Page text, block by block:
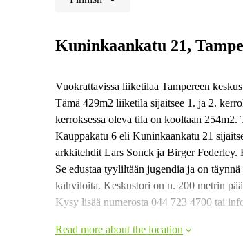
Kuninkaankatu 21,
Vuokrattavissa liiketilaa Tampereen
Tämä 429m2 liiketila sijaitsee 1. ja 2.
kerroksessa oleva tila on kooltaan
Kauppakatu 6 eli Kuninkaankatu 21
arkkitehdit Lars Sonck ja Birger Federley.
Se edustaa tyyliltään jugendia ja on
kahviloita. Keskustori on n. 200 metrin
Kysy lisää numerosta 044 723 4700 tai
Read more about the location